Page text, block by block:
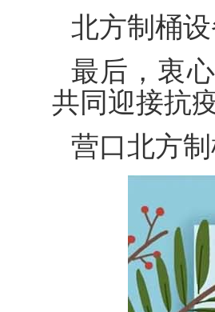
北方制桶
最后，衷
共同迎接抗
营口北方